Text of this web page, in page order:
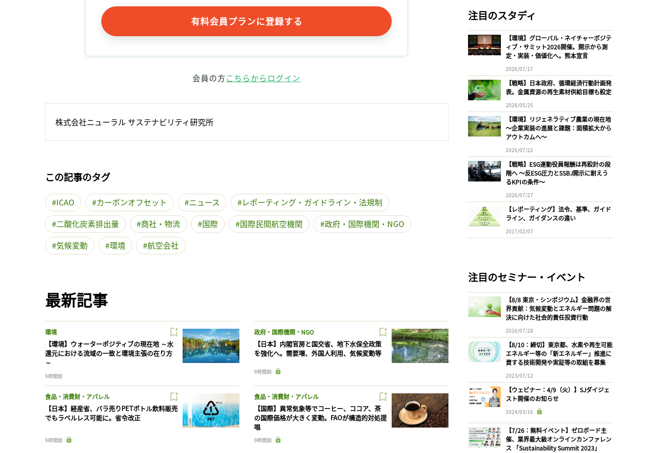
有料会員プランに登録する
会員の方こちらからログイン
株式会社ニューラル サステナビリティ研究所
この記事のタグ
ICAO カーボンオフセット ニュース
レポーティング・ガイドライン・法規制
二酸化炭素排出量
商社・物流 国際 国際民間航空機関
政府・国際機関・NGO
気候変動
環境 航空会社
最新記事
環境
【環境】ウォーターポジティブの現在地 ～水
還元における流域の一致と環境主張の在り方
～
9時間前
政府・国際機関・NGO
【日本】内閣官房と国交省、地下水保全政策
を強化へ。需要増、外国人利用、気候変動等
9時間前
食品・消費財・アパレル
【日本】経産省、バラ売りPETボトル飲料販売
でもラベルレス可能に。省令改正
9時間前
食品・消費財・アパレル
【国際】異常気象等でコーヒー、ココア、茶
の国際価格が大きく変動。FAOが構造的対処提
唱
9時間前
注目のスタディ
【環境】グローバル・ネイチャーポジテ
ィブ・サミット2026開催。開示から測
定・実装・価値化へ。熊本宣言
2026/07/17
【戦略】日本政府、循環経済行動計画発
表。金属資源の再生素材供給目標も設定
2026/05/25
【環境】リジェネラティブ農業の現在地
〜企業実装の進展と課題：面積拡大から
アウトカムへ〜
2026/07/22
【戦略】ESG連動役員報酬は再設計の段
階へ 〜反ESG圧力とSSBJ開示に耐えう
るKPIの条件〜
2026/07/27
【レポーティング】法令、基準、ガイド
ライン、ガイダンスの違い
2017/02/07
注目のセミナー・イベント
【8/8 東京・シンポジウム】金融界の世
界貢献：気候変動とエネルギー問題の解
決に向けた社会的責任投資行動
2016/07/28
【8/10：締切】東京都、水素や再生可能
エネルギー等の「新エネルギー」推進に
資する技術開発や実証等の取組を募集
2023/07/12
【ウェビナー：4/9（火）】SJダイジェ
スト開催のお知らせ
2024/03/16
【7/26：無料イベント】ゼロボード主
催、業界最大級オンラインカンファレン
ス 「Sustainability Summit 2023」